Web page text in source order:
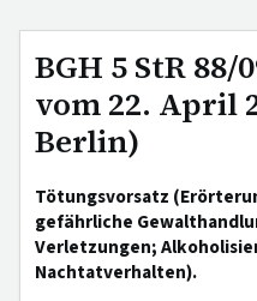
BGH 5 StR 88/
vom 22. April
Berlin)
Tötungsvorsatz
gefährliche
Verletzungen;
Nachtatverhalten).